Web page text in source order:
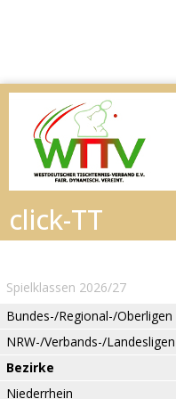
Spielklassen 2026/27
Bundes-/Regional-/Oberligen
NRW-/Verbands-/Landesligen
Bezirke
Niederrhein